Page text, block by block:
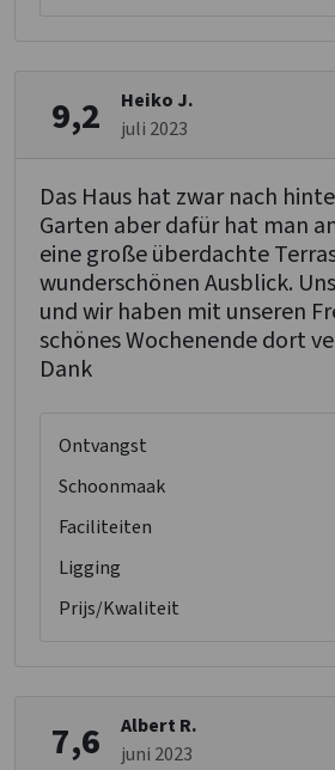
9,2
Heiko J.
juli 2023
Das Haus hat zwar nach
Garten aber dafür hat man
eine große überdachte
wunderschönen Ausblick.
und wir haben mit unseren
schönes Wochenende dort
Dank
Ontvangst
Schoonmaak
Faciliteiten
Ligging
Prijs/Kwaliteit
7,6
Albert R.
juni 2023